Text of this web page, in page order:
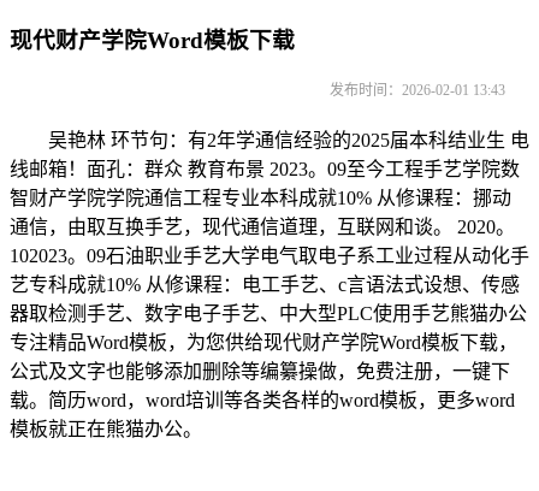
现代财产学院Word模板下载
发布时间：2026-02-01 13:43
吴艳林 环节句：有2年学通信经验的2025届本科结业生 电
线邮箱！面孔：群众 教育布景 2023。09至今工程手艺学院数
智财产学院学院通信工程专业本科成就10% 从修课程：挪动
通信，由取互换手艺，现代通信道理，互联网和谈。 2020。
102023。09石油职业手艺大学电气取电子系工业过程从动化手
艺专科成就10% 从修课程：电工手艺、c言语法式设想、传感
器取检测手艺、数字电子手艺、中大型PLC使用手艺熊猫办公
专注精品Word模板，为您供给现代财产学院Word模板下载，
公式及文字也能够添加删除等编纂操做，免费注册，一键下
载。简历word，word培训等各类各样的word模板，更多word
模板就正在熊猫办公。